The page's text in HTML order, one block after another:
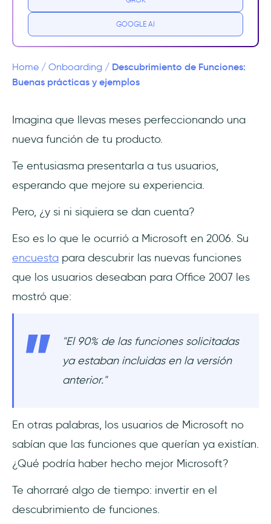
3 razones para centrarse en el proceso de
descubrimiento de funciones
Experiencia de usuario mejorada
Mejor ventaja competitiva
funciones
Falta de explicaciones claras
Mensajes incoherentes
Dificultades técnicas
Problemas de sincronización
Falta de personalización
Cómo potenciar el descubrimiento de
GOOGLE AI
Home / Onboarding / Descubrimiento de Funciones:
Buenas prácticas y ejemplos
Imagina que llevas meses perfeccionando una
nueva función de tu producto.
Te entusiasma presentarla a tus usuarios,
esperando que mejore su experiencia.
Pero, ¿y si ni siquiera se dan cuenta?
Eso es lo que le ocurrió a Microsoft en 2006. Su
encuesta para descubrir las nuevas funciones
que los usuarios deseaban para Office 2007 les
mostró que:
"El 90% de las funciones solicitadas
ya estaban incluidas en la versión
anterior."
En otras palabras, los usuarios de Microsoft no
sabían que las funciones que querían ya existían.
¿Qué podría haber hecho mejor Microsoft?
Te ahorraré algo de tiempo: invertir en el
descubrimiento de funciones.